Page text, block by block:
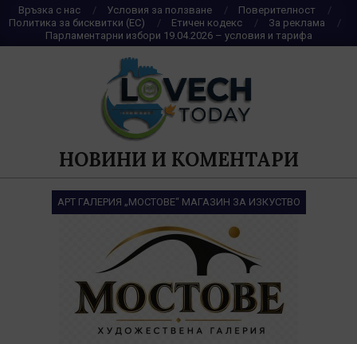
Skip
to
content
Връзка с нас Условия за ползване
Поверителност
Политика за бисквитки (ЕС)
Етичен кодекс
За реклама
Парламентарни избори 19.04.2026 – условия и тарифа
НОВИНИ И КОМЕНТАРИ
АРТ ГАЛЕРИЯ „МОСТОВЕ“ МАГАЗИН ЗА ИЗКУСТВО